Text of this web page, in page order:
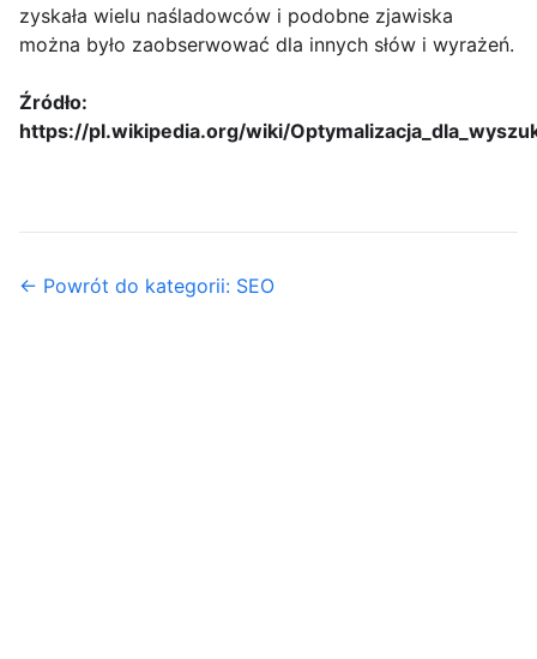
zyskała wielu naśladowców i podobne zjawiska
można było zaobserwować dla innych słów i wyrażeń.
Źródło:
https://pl.wikipedia.org/wiki/
← Powrót do kategorii: SEO